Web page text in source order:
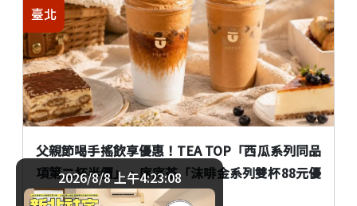
父親節喝手搖飲享優惠！TEA TOP「西瓜系列同品
項第二杯半價」、序序茶「沫啡金系列雙杯88元優
惠」同步登場
臺北
2026/8/8 上午4:23:09